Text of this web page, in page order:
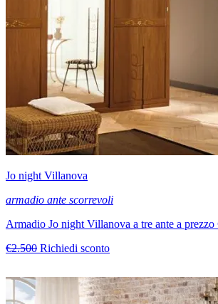
Jo night Villanova
armadio ante scorrevoli
Armadio Jo night Villanova a tre ante a prezzo
€2.500 Richiedi sconto